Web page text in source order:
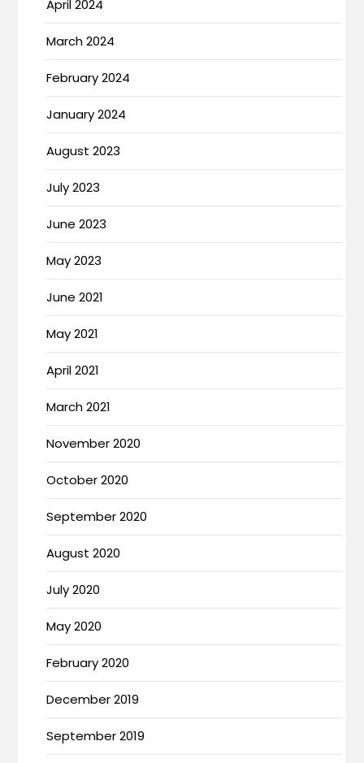
April 2024
March 2024
February 2024
January 2024
August 2023
July 2023
June 2023
May 2023
June 2021
May 2021
April 2021
March 2021
November 2020
October 2020
September 2020
August 2020
July 2020
May 2020
February 2020
December 2019
September 2019